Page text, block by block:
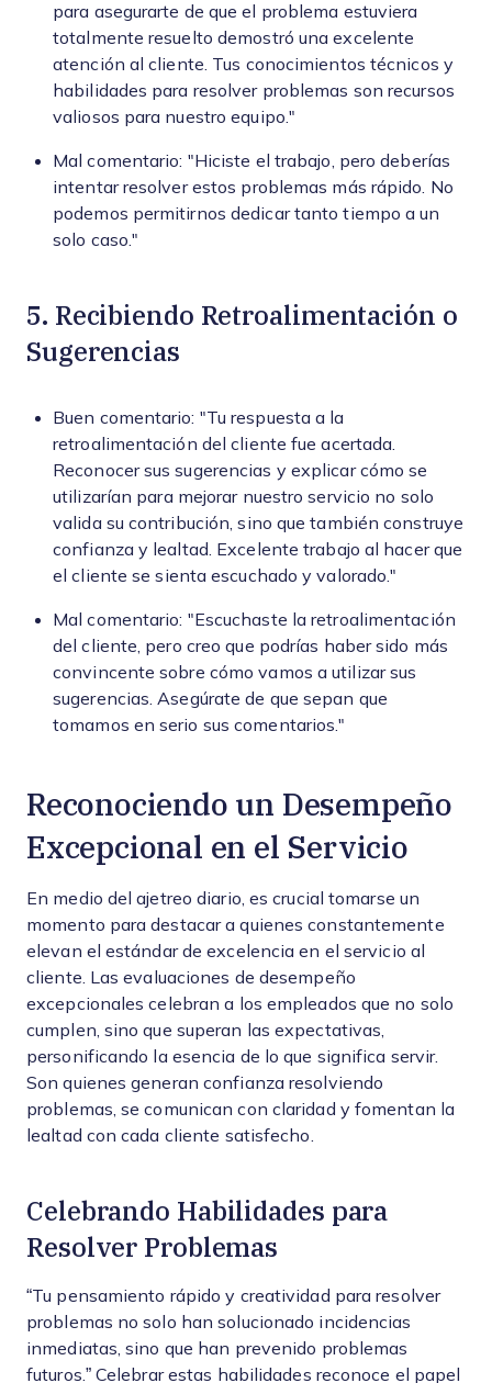
para asegurarte de que el problema estuviera
totalmente resuelto demostró una excelente
atención al cliente. Tus conocimientos técnicos y
habilidades para resolver problemas son recursos
valiosos para nuestro equipo."
Mal comentario: "Hiciste el trabajo, pero deberías
intentar resolver estos problemas más rápido. No
podemos permitirnos dedicar tanto tiempo a un
solo caso."
5. Recibiendo Retroalimentación o
Sugerencias
Buen comentario: "Tu respuesta a la
retroalimentación del cliente fue acertada.
Reconocer sus sugerencias y explicar cómo se
utilizarían para mejorar nuestro servicio no solo
valida su contribución, sino que también construye
confianza y lealtad. Excelente trabajo al hacer que
el cliente se sienta escuchado y valorado."
Mal comentario: "Escuchaste la retroalimentación
del cliente, pero creo que podrías haber sido más
convincente sobre cómo vamos a utilizar sus
sugerencias. Asegúrate de que sepan que
tomamos en serio sus comentarios."
Reconociendo un Desempeño
Excepcional en el Servicio
En medio del ajetreo diario, es crucial tomarse un
momento para destacar a quienes constantemente
elevan el estándar de excelencia en el servicio al
cliente. Las evaluaciones de desempeño
excepcionales celebran a los empleados que no solo
cumplen, sino que superan las expectativas,
personificando la esencia de lo que significa servir.
Son quienes generan confianza resolviendo
problemas, se comunican con claridad y fomentan la
lealtad con cada cliente satisfecho.
Celebrando Habilidades para
Resolver Problemas
“Tu pensamiento rápido y creatividad para resolver
problemas no solo han solucionado incidencias
inmediatas, sino que han prevenido problemas
futuros.” Celebrar estas habilidades reconoce el papel